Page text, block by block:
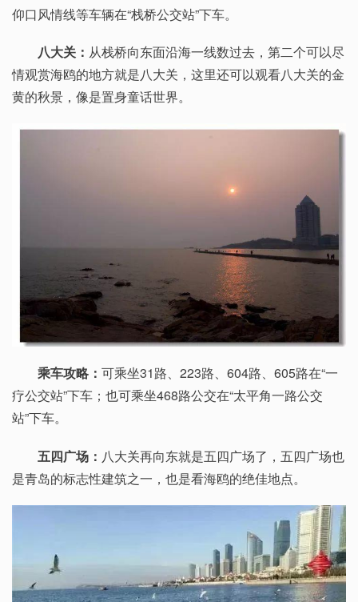
仰口风情线等车辆在“栈桥公交站”下车。
八大关： 从栈桥向东面沿海一线数过去，第二个可以尽
情观赏海鸥的地方就是八大关，这里还可以观看八大关的金
黄的秋景，像是置身童话世界。
乘车攻略： 可乘坐31路、223路、604路、605路在“一
疗公交站”下车；也可乘坐468路公交在“太平角一路公交
站”下车。
五四广场： 八大关再向东就是五四广场了，五四广场也
是青岛的标志性建筑之一，也是看海鸥的绝佳地点。